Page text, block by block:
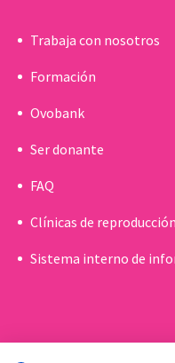
Trabaja con nosotros
Formación
Ovobank
Ser donante
FAQ
Clínicas de
Sistema interno de